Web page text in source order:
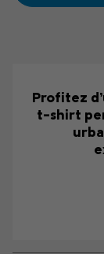
Profitez
t-shirt